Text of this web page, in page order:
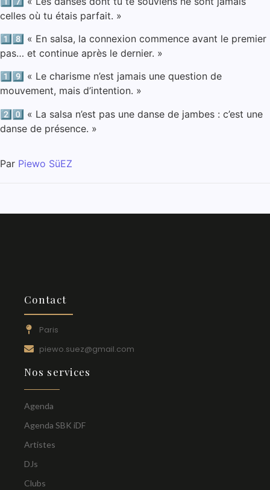
celles où tu étais parfait. »
1️⃣8️⃣ « En salsa, la connexion commence avant le premier
pas… et continue après le dernier. »
1️⃣9️⃣ « Le charisme n’est jamais une question de
mouvement, mais d’intention. »
2️⃣0️⃣ « La salsa n’est pas une danse de jambes : c’est une
danse de présence. »
Par Piewo SüEZ
Contact
Paris
piewo.suez@gmail.com
Nos services
Agenda
Agenda SBK iDF
Artistes
DJs
Clubs